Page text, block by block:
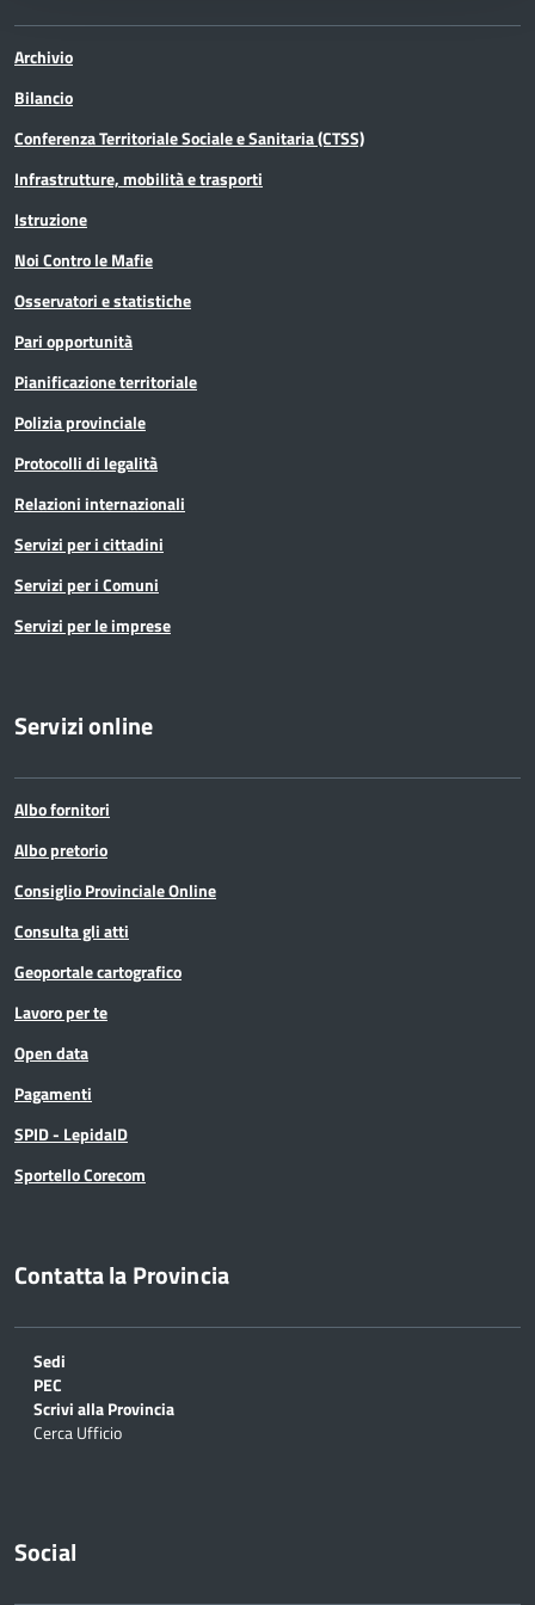
Archivio
Bilancio
Conferenza Territoriale Sociale e Sanitaria (CTSS)
Infrastrutture, mobilità e trasporti
Istruzione
Noi Contro le Mafie
Osservatori e statistiche
Pari opportunità
Pianificazione territoriale
Polizia provinciale
Protocolli di legalità
Relazioni internazionali
Servizi per i cittadini
Servizi per i Comuni
Servizi per le imprese
Servizi online
Albo fornitori
Albo pretorio
Consiglio Provinciale Online
Consulta gli atti
Geoportale cartografico
Lavoro per te
Open data
Pagamenti
SPID - LepidaID
Sportello Corecom
Contatta la Provincia
Sedi
PEC
Scrivi alla Provincia
Cerca Ufficio
Social